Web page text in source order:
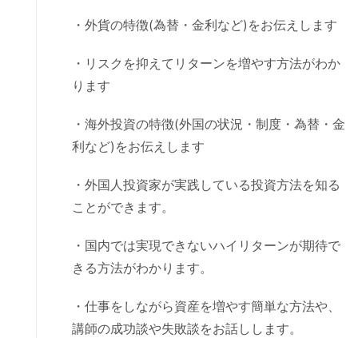
・外貨の特徴(為替・金利など)をお伝えします
・リスクを抑えてリターンを増やす方法がわか
ります
・海外投資の特徴(外国の状況・制度・為替・金
利など)をお伝えします
・外国人投資家が実践している投資方法を知る
ことができます。
・国内では実現できないハイリターンが期待で
きる方法がわかります。
・仕事をしながら資産を増やす簡単な方法や、
講師の成功談や失敗談をお話しします。